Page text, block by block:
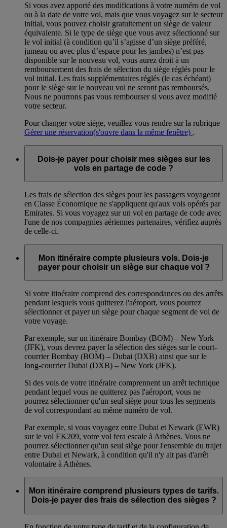
Si vous avez apporté des modifications à votre numéro de vol
ou à la date de votre vol, mais que vous voyagez sur le secteur
initial, vous pouvez choisir gratuitement un siège de valeur
équivalente. Si le type de siège que vous avez sélectionné sur
le vol initial (à condition qu’il s’agisse d’un siège préféré,
jumeau ou avec plus d’espace pour les jambes) n’est pas
disponible sur le nouveau vol, vous aurez droit à un
remboursement des frais de sélection du siège réglés pour le
vol initial. Les frais supplémentaires réglés (le cas échéant)
pour le siège sur le nouveau vol ne seront pas remboursés.
Nous ne pourrons pas vous rembourser si vous avez modifié
votre secteur.
Pour changer votre siège, veuillez vous rendre sur la rubrique
Gérer une réservation(s'ouvre dans la même fenêtre) .
Dois-je payer pour choisir mes sièges sur les
vols en partage de code ?
Les frais de sélection des sièges pour les passagers voyageant
en Classe Économique ne s'appliquent qu'aux vols opérés par
Emirates. Si vous voyagez sur un vol en partage de code avec
l'une de nos compagnies aériennes partenaires, vérifiez auprès
de celle-ci.
Mon itinéraire compte plusieurs vols. Dois-je
payer pour choisir un siège sur chaque vol ?
Si votre itinéraire comprend des correspondances ou des arrêts
pendant lesquels vous quitterez l'aéroport, vous pourrez
sélectionner et payer un siège pour chaque segment de vol de
votre voyage.
Par exemple, sur un itinéraire Bombay (BOM) – New York
(JFK), vous devrez payer la sélection des sièges sur le court-
courrier Bombay (BOM) – Dubai (DXB) ainsi que sur le
long-courrier Dubai (DXB) – New York (JFK).
Si des vols de votre itinéraire comprennent un arrêt technique
pendant lequel vous ne quitterez pas l'aéroport, vous ne
pourrez sélectionner qu'un seul siège pour tous les segments
de vol correspondant au même numéro de vol.
Par exemple, si vous voyagez entre Dubai et Newark (EWR)
sur le vol EK209, votre vol fera escale à Athènes. Vous ne
pourrez sélectionner qu'un seul siège pour l'ensemble du trajet
entre Dubai et Newark, à condition qu'il n'y ait pas d'arrêt
volontaire à Athènes.
Mon itinéraire comprend plusieurs types de tarifs.
Dois-je payer des frais de sélection des sièges ?